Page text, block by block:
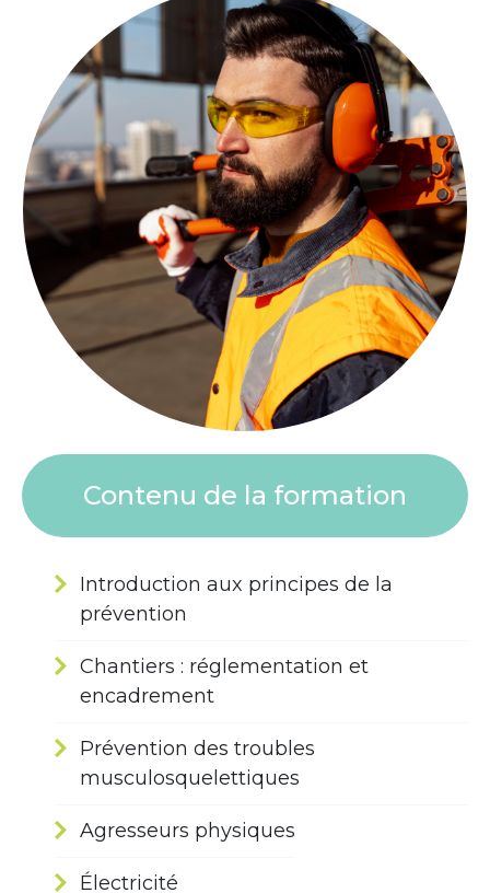
Contenu de la formation
Introduction aux principes de la
prévention
Chantiers : réglementation et
encadrement
Prévention des troubles
musculosquelettiques
Agresseurs physiques
Électricité